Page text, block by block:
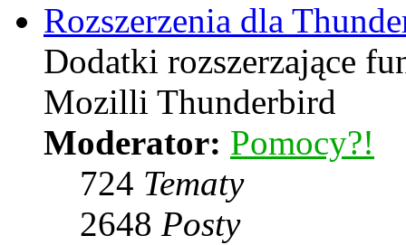
Rozszerzenia dla
Dodatki rozszerzające
Mozilli Thunderbird
Moderator: Pomocy?!
724 Tematy
2648 Posty